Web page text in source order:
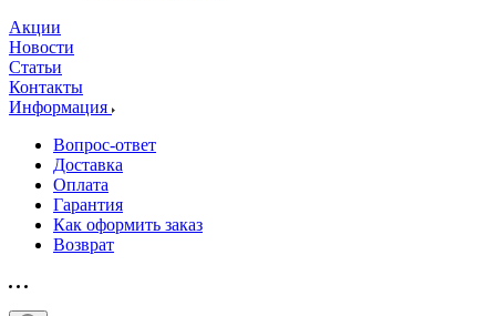
Акции
Новости
Статьи
Контакты
Информация
Вопрос-ответ
Доставка
Оплата
Гарантия
Как оформить заказ
Возврат